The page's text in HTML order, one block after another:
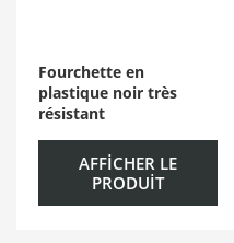
Fourchette en
plastique noir très
résistant
AFFICHER LE
PRODUIT